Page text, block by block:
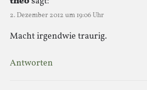
2. Dezember 2012 um 19:06 Uhr
Macht irgendwie traurig.
Antworten